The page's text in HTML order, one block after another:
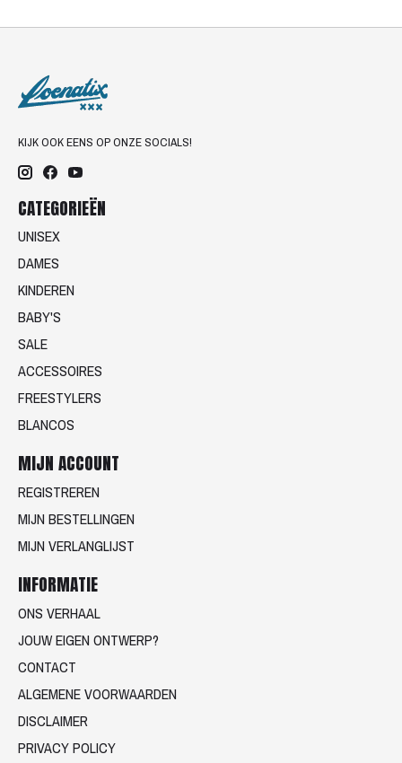
KIJK OOK EENS OP ONZE SOCIALS!
CATEGORIEËN
UNISEX
DAMES
KINDEREN
BABY'S
SALE
ACCESSOIRES
FREESTYLERS
BLANCOS
MIJN ACCOUNT
REGISTREREN
MIJN BESTELLINGEN
MIJN VERLANGLIJST
INFORMATIE
ONS VERHAAL
JOUW EIGEN ONTWERP?
CONTACT
ALGEMENE VOORWAARDEN
DISCLAIMER
PRIVACY POLICY